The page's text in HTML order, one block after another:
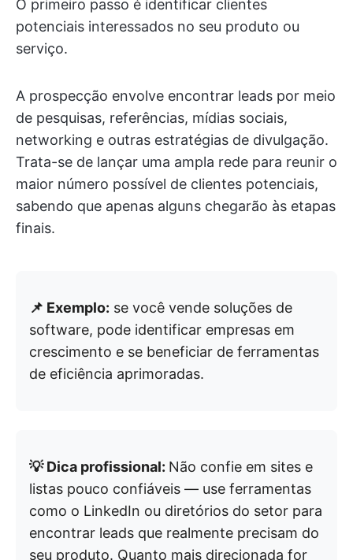
O primeiro passo é identificar clientes
potenciais interessados no seu produto ou
serviço.
A prospecção envolve encontrar leads por meio
de pesquisas, referências, mídias sociais,
networking e outras estratégias de divulgação.
Trata-se de lançar uma ampla rede para reunir o
maior número possível de clientes potenciais,
sabendo que apenas alguns chegarão às etapas
finais.
📌 Exemplo: se você vende soluções de
software, pode identificar empresas em
crescimento e se beneficiar de ferramentas
de eficiência aprimoradas.
💡 Dica profissional: Não confie em sites e
listas pouco confiáveis — use ferramentas
como o LinkedIn ou diretórios do setor para
encontrar leads que realmente precisam do
seu produto. Quanto mais direcionada for